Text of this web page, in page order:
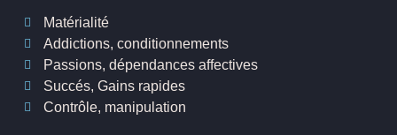
Matérialité
Addictions, conditionnements
Passions, dépendances affectives
Succés, Gains rapides
Contrôle, manipulation